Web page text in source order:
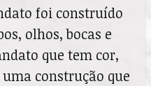
foi construído
olhos, bocas e
que tem cor,
construção que